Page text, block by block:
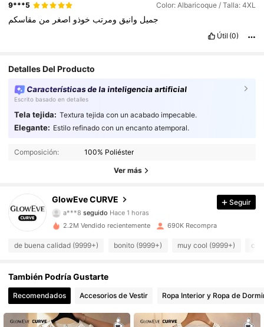
9***5 Color: Albaricoque / Talla: 4XL
جميل وانيق ومرتب خوذو اصغر من مقاسكم
Útil (0)
Detalles Del Producto
Características de la inteligencia artificial
Escrito basado en detalles
Tela tejida: Textura tejida con un acabado impecable.
Elegante: Estilo refinado con un encanto atemporal.
Composición: 100% Poliéster
Ver más
GlowEve CURVE
a***8 seguido Hace 1 horas
4,76
4,76 301K Seguidores
4,76 301K Seguidores
4,76
Seguir
2.2M Vendido recientemente 690K Recompra
de buena calidad (9999+) bonito (9999+) muy cool (9999+)
También Podría Gustarte
Recomendados Accesorios de Vestir Ropa Interior y Ropa de